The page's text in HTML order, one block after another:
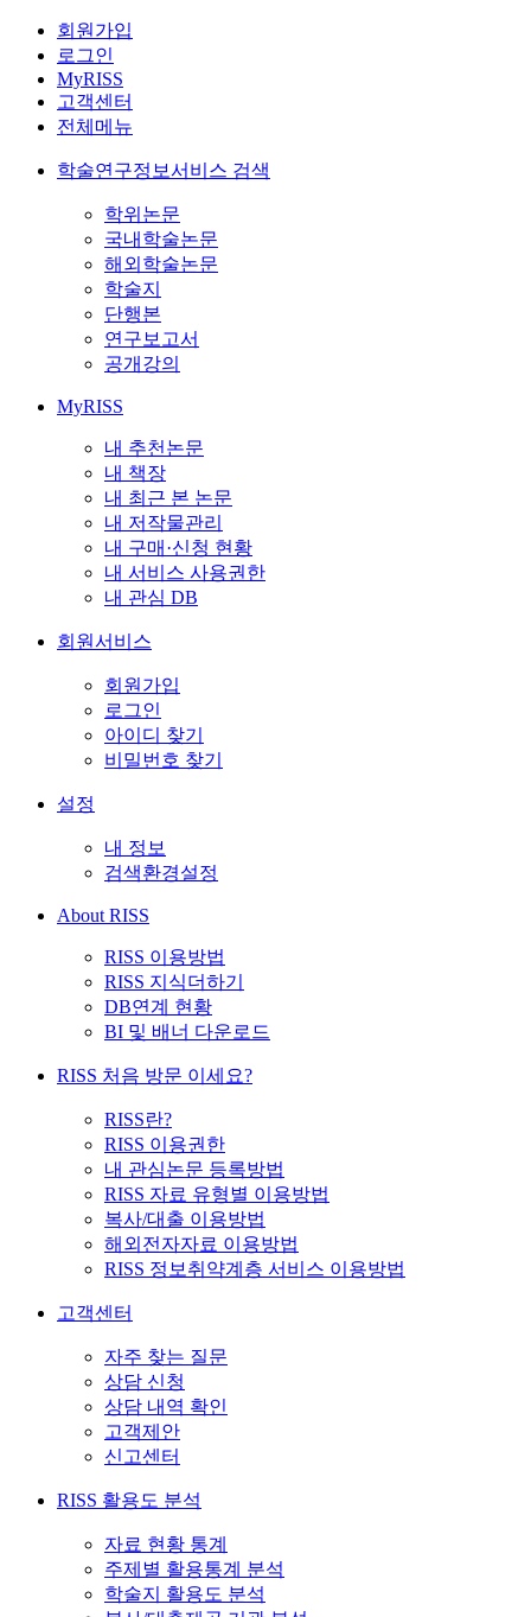
회원가입
로그인
MyRISS
고객센터
전체메뉴
학술연구정보서비스 검색
학위논문
국내학술논문
해외학술논문
학술지
단행본
연구보고서
공개강의
MyRISS
내 추천논문
내 책장
내 최근 본 논문
내 저작물관리
내 구매·신청 현황
내 서비스 사용권한
내 관심 DB
회원서비스
회원가입
로그인
아이디 찾기
비밀번호 찾기
설정
내 정보
검색환경설정
About RISS
RISS 이용방법
RISS 지식더하기
DB연계 현황
BI 및 배너 다운로드
RISS 처음 방문 이세요?
RISS란?
RISS 이용권한
내 관심논문 등록방법
RISS 자료 유형별 이용방법
복사/대출 이용방법
해외전자자료 이용방법
RISS 정보취약계층 서비스 이용방법
고객센터
자주 찾는 질문
상담 신청
상담 내역 확인
고객제안
신고센터
RISS 활용도 분석
자료 현황 통계
주제별 활용통계 분석
학술지 활용도 분석